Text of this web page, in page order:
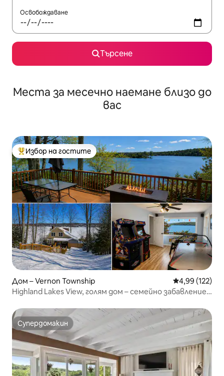
Освобождаване
Търсене
Места за месечно наемане близо до
вас
Най-популярен избор на гостите
Избор на гостите
Дом – Vernon Township Средна
4,99 (122)
Highland Lakes View, голям дом – семейно забавление,
Супердомакин
Супердомакин